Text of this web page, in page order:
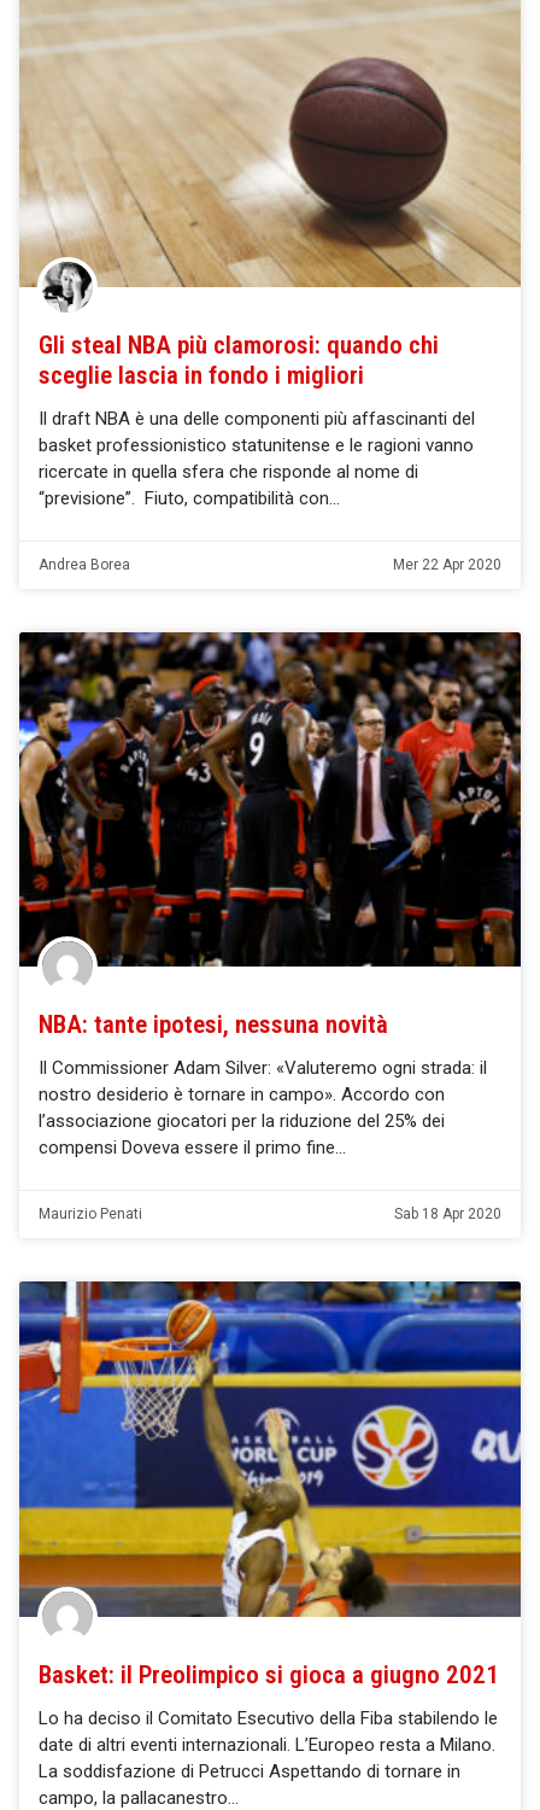
Gli steal NBA più clamorosi: quando chi
sceglie lascia in fondo i migliori
Il draft NBA è una delle componenti più affascinanti del
basket professionistico statunitense e le ragioni vanno
ricercate in quella sfera che risponde al nome di
“previsione”. Fiuto, compatibilità con
Andrea Borea Mer 22 Apr 2020
NBA: tante ipotesi, nessuna novità
Il Commissioner Adam Silver: «Valuteremo ogni strada: il
nostro desiderio è tornare in campo». Accordo con
l’associazione giocatori per la riduzione del 25% dei
compensi Doveva essere il primo fine
Maurizio Penati Sab 18 Apr 2020
Basket: il Preolimpico si gioca a giugno 2021
Lo ha deciso il Comitato Esecutivo della Fiba stabilendo le
date di altri eventi internazionali. L’Europeo resta a Milano.
La soddisfazione di Petrucci Aspettando di tornare in
campo, la pallacanestro